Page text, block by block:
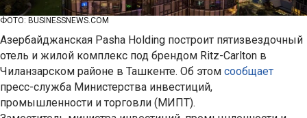
ФОТО: BUSINESSNEWS.COM
Азербайджанская Pasha Holding построит пятизвездочный
отель и жилой комплекс под брендом Ritz-Carlton в
Чиланзарском районе в Ташкенте. Об этом сообщает
пресс-служба Министерства инвестиций,
промышленности и торговли (МИПТ).